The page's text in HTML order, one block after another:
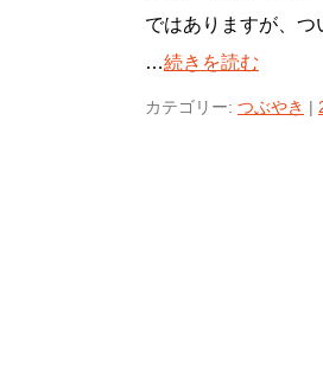
ではありますが、
…続きを読む
カテゴリー: つぶやき |